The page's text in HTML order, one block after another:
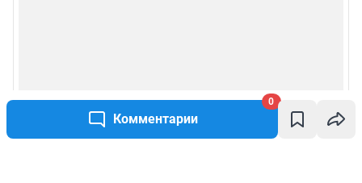
Комментарии
0